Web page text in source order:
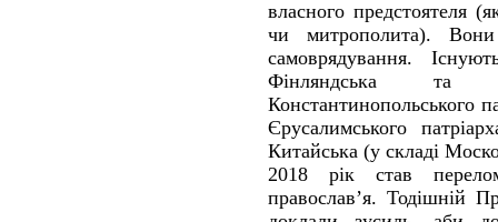
власного предстоятеля
чи митрополита).
самоврядування.
Фінляндська та
Константинопольського
Єрусалимського
Китайська (у складі
2018 рік став
православ’я. Тодішній